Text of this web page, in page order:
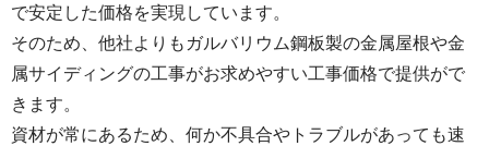
で安定した価格を実現しています。
そのため、他社よりもガルバリウム鋼板製の金属屋根や金
属サイディングの工事がお求めやすい工事価格で提供がで
きます。
資材が常にあるため、何か不具合やトラブルがあっても速